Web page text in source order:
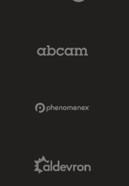
Link